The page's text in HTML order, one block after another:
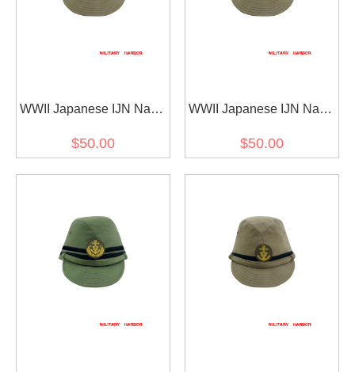
WWII Japanese IJN Navy
cap Khaki 第二次世界大戦
$50.00
WWII Japanese IJN Navy
cap Khaki later 第二次世
$50.00